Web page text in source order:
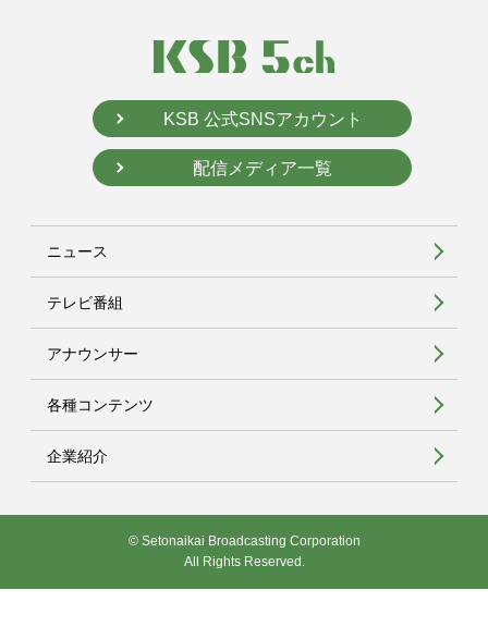
KSB 公式SNSアカウント
配信メディア一覧
ニュース
テレビ番組
アナウンサー
各種コンテンツ
企業紹介
© Setonaikai Broadcasting Corporation
All Rights Reserved.